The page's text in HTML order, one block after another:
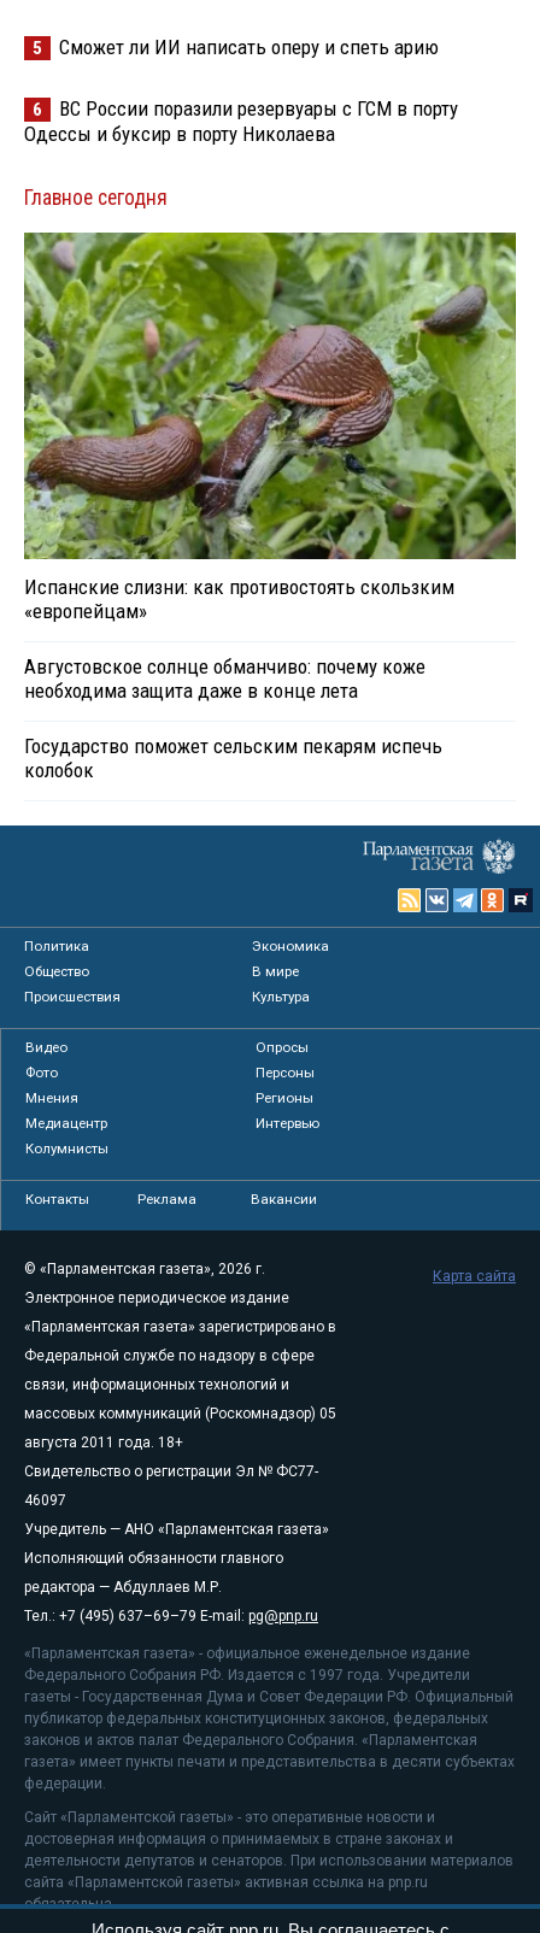
5 Сможет ли ИИ написать оперу и спеть арию
6
ВС России поразили резервуары с ГСМ в порту
Одессы и буксир в порту Николаева
Главное сегодня
Испанские слизни: как противостоять скользким
«европейцам»
Августовское солнце обманчиво: почему коже
необходима защита даже в конце лета
Государство поможет сельским пекарям испечь
колобок
Политика
Экономика
Общество
В мире
Происшествия
Культура
Видео
Опросы
Фото
Персоны
Мнения
Регионы
Медиацентр
Интервью
Колумнисты
Контакты Реклама Вакансии
© «Парламентская газета», 2026 г.
Электронное периодическое издание
«Парламентская газета» зарегистрировано в
Федеральной службе по надзору в сфере
связи, информационных технологий и
массовых коммуникаций (Роскомнадзор) 05
августа 2011 года. 18+
Свидетельство о регистрации Эл № ФС77-
46097
Учредитель — АНО «Парламентская газета»
Исполняющий обязанности главного
редактора — Абдуллаев М.Р.
Тел.: +7 (495) 637–69–79 E-mail: pg@pnp.ru
«Парламентская газета» - официальное еженедельное издание
Федерального Собрания РФ. Издается с 1997 года. Учредители
газеты - Государственная Дума и Совет Федерации РФ. Официальный
публикатор федеральных конституционных законов, федеральных
законов и актов палат Федерального Собрания. «Парламентская
газета» имеет пункты печати и представительства в десяти субъектах
федерации.
Сайт «Парламентской газеты» - это оперативные новости и
достоверная информация о принимаемых в стране законах и
деятельности депутатов и сенаторов. При использовании материалов
сайта «Парламентской газеты» активная ссылка на pnp.ru
обязательна.
Карта сайта